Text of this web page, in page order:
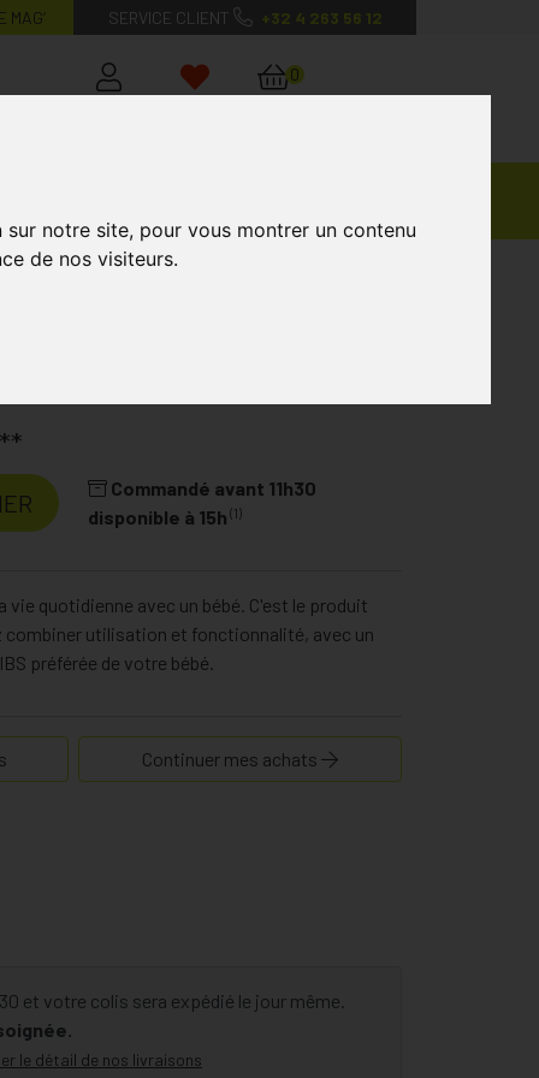
notre site, pour vous montrer un contenu
de nos visiteurs.
MAG’ SERVICE CLIENT +32 4 263 56 12
0
Blue
**
Commandé avant 11h30
disponible à 15h (1)
quotidienne avec un bébé. C'est le produit
utilisation et fonctionnalité, avec un
préférée de votre bébé.
Continuer mes achats
et votre colis sera expédié le jour même.
le détail de nos livraisons